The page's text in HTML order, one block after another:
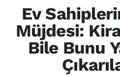
Ev
Müjdesi:
Bile Bunu